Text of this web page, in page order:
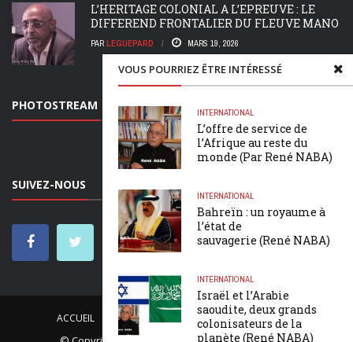
VOUS POURRIEZ ÊTRE INTÉRESSÉ
INTERNATIONAL
L’offre de service de
l’Afrique au reste du
monde (Par René NABA)
INTERNATIONAL
Bahreïn : un royaume à
l’état de
sauvagerie (René NABA)
INTERNATIONAL
Israël et l’Arabie
saoudite, deux grands
colonisateurs de la
planète (René NABA)
L’HERITAGE COLONIAL A L’EPREUVE : LE
DIFFEREND FRONTALIER DU FLEUVE MANO
PAR LEGUEPARD MARS 19, 2026
PHOTOSTREAM
SUIVEZ-NOUS
ACCUEIL CONNECTEZ-NOUS QUI SOMMES-NOUS